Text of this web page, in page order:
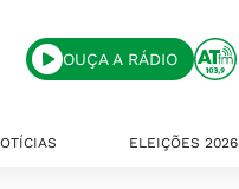
OUÇA A RÁDIO
ELEIÇÕES 2026